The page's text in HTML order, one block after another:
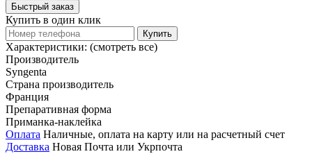
Быстрый заказ
Купить в один клик
Купить
Характеристики: (смотреть все)
Производитель
Syngenta
Страна производитель
Франция
Препаративная форма
Приманка-наклейка
Оплата Наличные, оплата на карту или на расчетный счет
Доставка Новая Почта или Укрпочта